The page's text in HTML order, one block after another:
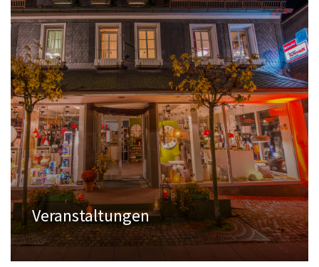
Veranstaltungen